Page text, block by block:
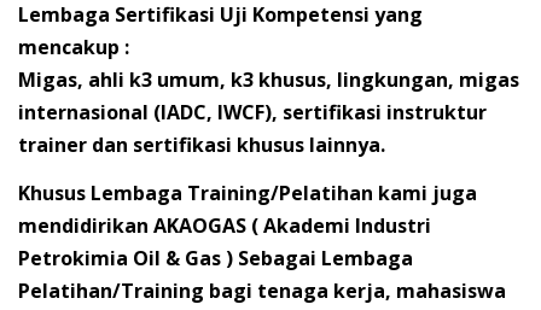
Lembaga Sertifikasi Uji Kompetensi yang
mencakup :
Migas, ahli k3 umum, k3 khusus, lingkungan, migas
internasional (IADC, IWCF), sertifikasi instruktur
trainer dan sertifikasi khusus lainnya.
Khusus Lembaga Training/Pelatihan kami juga
mendidirikan AKAOGAS ( Akademi Industri
Petrokimia Oil & Gas ) Sebagai Lembaga
Pelatihan/Training bagi tenaga kerja, mahasiswa